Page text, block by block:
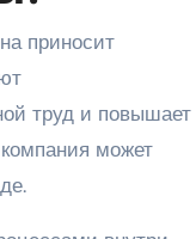
приносит
труд и повышает
может